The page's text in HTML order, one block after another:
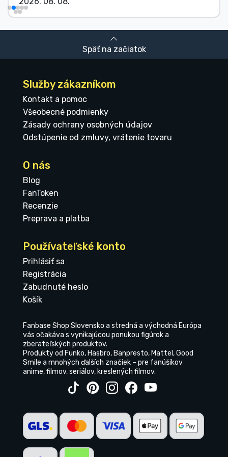
Späť na začiatok
Služby zákazníkom
Kontakt a pomoc
Všeobecné podmienky
Zásady ochrany osobných údajov
Odstúpenie od zmluvy, vrátenie tovaru
O nás
Blog
FanToken
Recenzie
Preprava a platba
Používateľské konto
Prihlásiť sa
Registrácia
Zabudnuté heslo
Košík
Fanbase Shop Slovensko a stredná a východná Európa
vás očakáva s vynikajúcou ponukou figúrok a
zberateľských produktov.
Produkty od Funko, Hasbro, Banpresto, Mattel, Good
Smile a mnohých ďalších značiek – pre fanúšikov
anime, filmov, seriálov, kreslených filmov.